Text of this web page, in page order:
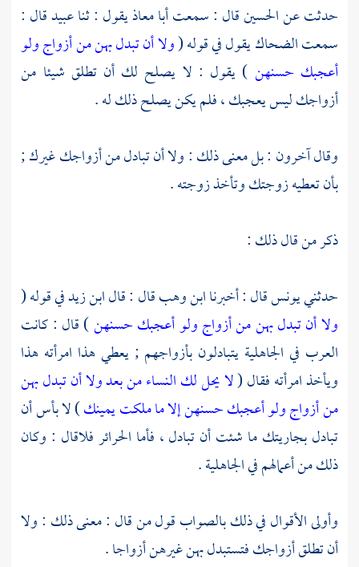
حدثت عنالحسينقال : سمعتأبا معاذيقول : ثناعبيدقال :
سمعتالضحاكيقول في قوله (ولا أن تبدل بهن من أزواج ولو
أعجبك حسنهن ) يقول : لا يصلح لك أن تطلق شيئا من
أزواجك ليس يعجبك ، فلم يكن يصلح ذلك له .
وقال آخرون : بل معنى ذلك : ولا أن تبادل من أزواجك غيرك ;
بأن تعطيه زوجتك وتأخذ زوجته .
ذكر من قال ذلك :
حدثنييونسقال : أخبرناابن وهبقال : قالابن زيدفي قوله (
ولا أن تبدل بهن من أزواج ولو أعجبك حسنهن) قال : كانت
العرب في الجاهلية يتبادلون بأزواجهم ; يعطي هذا امرأته هذا
ويأخذ امرأته فقال (لا يحل لك النساء من بعد ولا أن تبدل بهن
من أزواج ولو أعجبك حسنهن إلا ما ملكت يمينك) لا بأس أن
تبادل بجاريتك ما شئت أن تبادل ، فأما الحرائر فلاقال : وكان
ذلك من أعمالهم في الجاهلية .
وأولى الأقوال في ذلك بالصواب قول من قال : معنى ذلك : ولا
أن تطلق أزواجك فتستبدل بهن غيرهن أزواجا .